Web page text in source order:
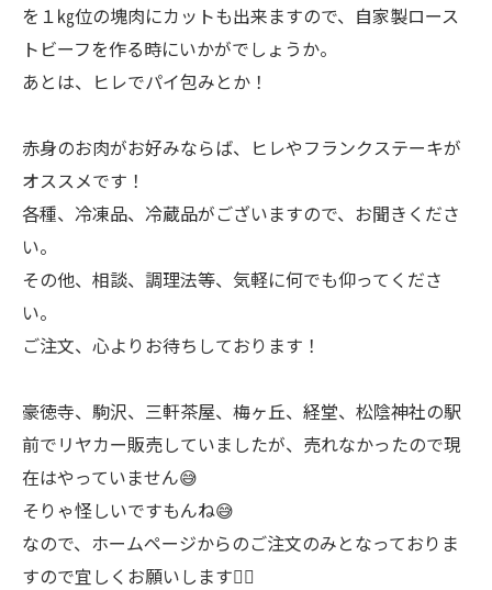
を１㎏位の塊肉にカットも出来ますので、自家製ロース
トビーフを作る時にいかがでしょうか。
あとは、ヒレでパイ包みとか！
赤身のお肉がお好みならば、ヒレやフランクステーキが
オススメです！
各種、冷凍品、冷蔵品がございますので、お聞きくださ
い。
その他、相談、調理法等、気軽に何でも仰ってくださ
い。
ご注文、心よりお待ちしております！
豪徳寺、駒沢、三軒茶屋、梅ヶ丘、経堂、松陰神社の駅
前でリヤカー販売していましたが、売れなかったので現
在はやっていません😅
そりゃ怪しいですもんね😅
なので、ホームページからのご注文のみとなっておりま
すので宜しくお願いします🙇‍♂